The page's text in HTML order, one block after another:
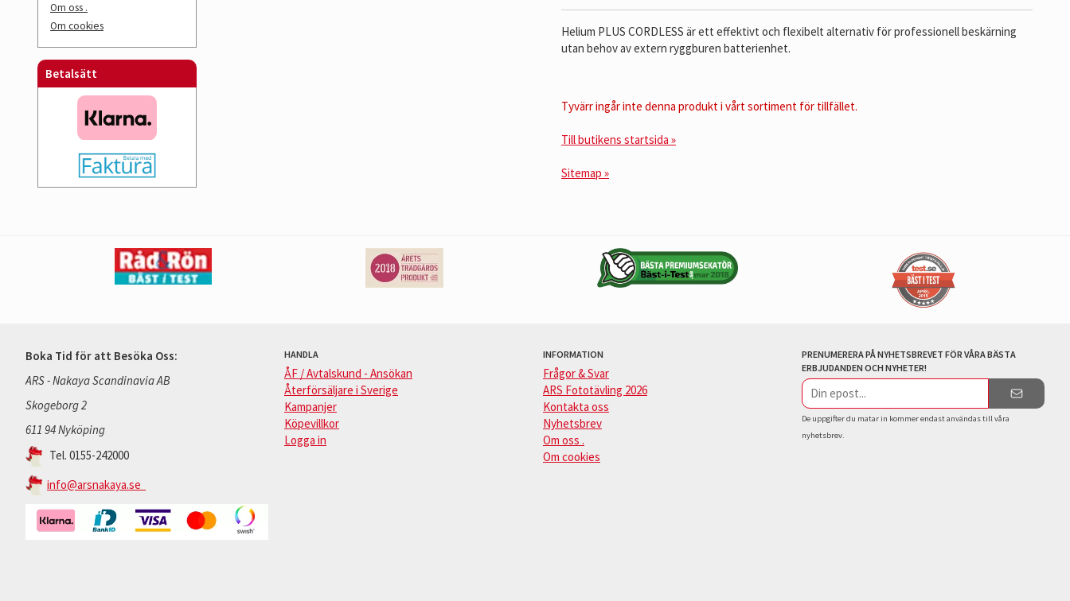
Om oss .
Om cookies
Betalsätt
Helium PLUS CORDLESS är ett effektivt och flexibelt alternativ för professionell beskärning
utan behov av extern ryggburen batterienhet.
Tyvärr ingår inte denna produkt i vårt sortiment för tillfället.
Till butikens startsida »
Sitemap »
Boka Tid för att Besöka Oss:
ARS - Nakaya Scandinavia AB
Skogeborg 2
611 94 Nyköping
Tel. 0155-242000
info@arsnakaya.se
HANDLA
ÅF / Avtalskund - Ansökan
Återförsäljare i Sverige
Kampanjer
Köpevillkor
Logga in
INFORMATION
Frågor & Svar
ARS Fototävling 2026
Kontakta oss
Nyhetsbrev
Om oss .
Om cookies
PRENUMERERA PÅ NYHETSBREVET FÖR VÅRA BÄSTA
ERBJUDANDEN OCH NYHETER!
E-
postadress
De uppgifter du matar in kommer endast användas till våra
nyhetsbrev.